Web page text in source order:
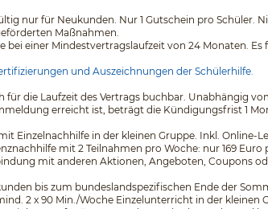
nur für Neukunden. Nur 1 Gutschein pro Schüler.
Maßnahmen.
einer Mindestvertragslaufzeit von 24 Monaten. Es
und Auszeichnungen der Schülerhilfe.
die Laufzeit des Vertrags buchbar. Unabhängig
erreicht ist, beträgt die Kündigungsfrist 1
Einzelnachhilfe in der kleinen Gruppe. Inkl. Online-
mit 2 Teilnahmen pro Woche: nur 169 Euro
mit anderen Aktionen, Angeboten, Coupons
bis zum bundeslandspezifischen Ende der
2 x 90 Min./Woche Einzelunterricht in der kleinen